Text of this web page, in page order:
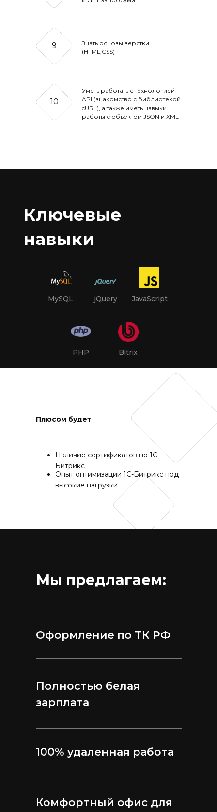
Знать основы верстки
(HTML,CSS)
9
Уметь работать с технологией
API (знакомство с библиотекой
cURL), а также иметь навыки
работы с объектом JSON и XML
10
Ключевые
навыки
jQuery
PHP Bitrix
JavaScript
MySQL
Опыт оптимизации 1С-Битрикс под
высокие нагрузки
Наличие сертификатов по 1С-
Битрикс
Плюсом будет
Мы предлагаем:
100% удаленная работа
Полностью белая
зарплата
Оформление по ТК РФ
Комфортный офис для